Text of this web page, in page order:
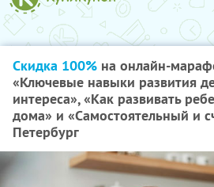
Скидка 100% на онлайн-
«Ключевые навыки развития
интереса», «Как развивать
дома» и «Самостоятельный и
Петербург